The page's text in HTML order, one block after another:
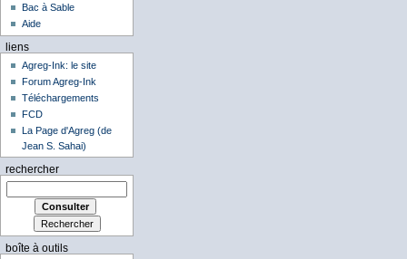
Bac à Sable
Aide
liens
Agreg-Ink: le site
Forum Agreg-Ink
Téléchargements
FCD
La Page d'Agreg (de
Jean S. Sahai)
rechercher
boîte à outils